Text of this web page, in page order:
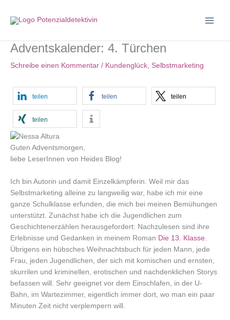
Inhalt
Adventskalender: 4. Türchen
Schreibe einen Kommentar / Kundenglück, Selbstmarketing
teilen teilen teilen
teilen
Guten Adventsmorgen,
liebe LeserInnen von Heides Blog!
Ich bin Autorin und damit Einzelkämpferin. Weil mir das
Selbstmarketing alleine zu langweilig war, habe ich mir eine
ganze Schulklasse erfunden, die mich bei meinen Bemühungen
unterstützt. Zunächst habe ich die Jugendlichen zum
Geschichtenerzählen herausgefordert: Nachzulesen sind ihre
Erlebnisse und Gedanken in meinem Roman Die 13. Klasse
Übrigens ein hübsches Weihnachtsbuch für jeden Mann, jede
Frau, jeden Jugendlichen, der sich mit komischen und ernsten,
skurrilen und kriminellen, erotischen und nachdenklichen Storys
befassen will. Sehr geeignet vor dem Einschlafen, in der U-
Bahn, im Wartezimmer, eigentlich immer dort, wo man ein paar
Minuten Zeit nicht verplempern will.